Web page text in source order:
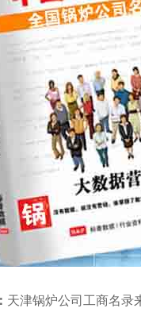
天津锅炉公司工商名录